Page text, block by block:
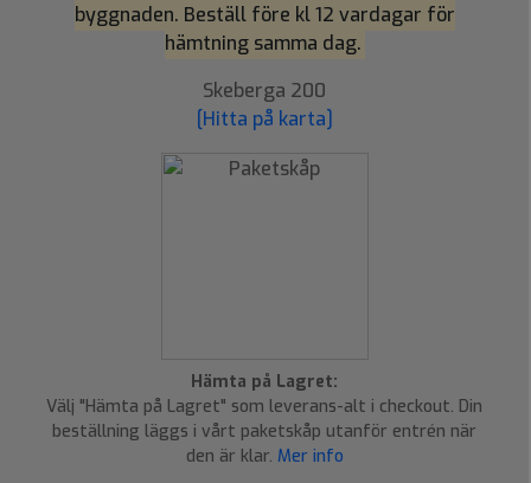
byggnaden. Beställ före kl 12 vardagar för
hämtning samma dag.
Skeberga 200
[Hitta på karta]
Hämta på Lagret:
Välj "Hämta på Lagret" som leverans-alt i checkout. Din
beställning läggs i vårt paketskåp utanför entrén när
den är klar. Mer info